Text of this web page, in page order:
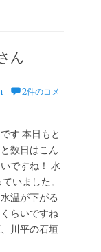
ん
2件のコメ
す 本日もと
数日はこん
ですね！ 水
いました。
温が下がる
らいですね
川平の石垣